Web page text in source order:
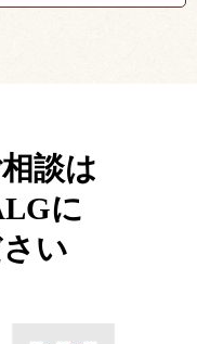
談は
に
い